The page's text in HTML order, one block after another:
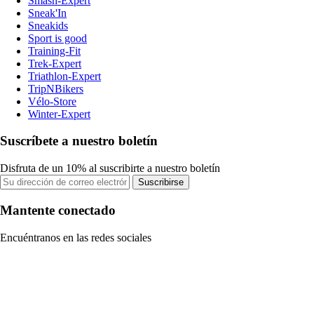
Sneak'In
Sneakids
Sport is good
Training-Fit
Trek-Expert
Triathlon-Expert
TripNBikers
Vélo-Store
Winter-Expert
Suscríbete a nuestro boletín
Disfruta de un 10% al suscribirte a nuestro boletín
Suscribirse
Mantente conectado
Encuéntranos en las redes sociales